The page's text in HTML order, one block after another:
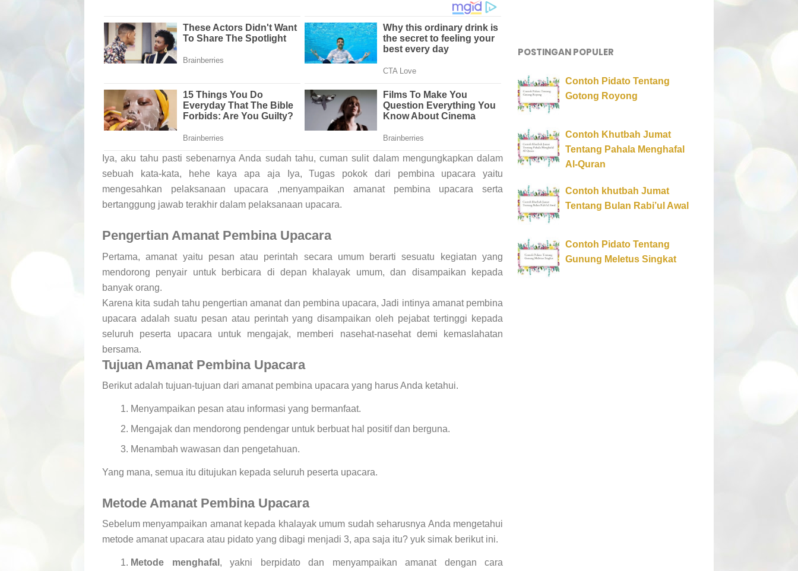
Iya, aku tahu pasti sebenarnya Anda sudah tahu, cuman sulit dalam mengungkapkan dalam
sebuah kata-kata, hehe kaya apa aja Iya, Tugas pokok dari pembina upacara yaitu
mengesahkan pelaksanaan upacara ,menyampaikan amanat pembina upacara serta
bertanggung jawab terakhir dalam pelaksanaan upacara.
Pengertian Amanat Pembina Upacara
Pertama, amanat yaitu pesan atau perintah secara umum berarti sesuatu kegiatan yang
mendorong penyair untuk berbicara di depan khalayak umum, dan disampaikan kepada
banyak orang.
Karena kita sudah tahu pengertian amanat dan pembina upacara, Jadi intinya amanat pembina
upacara adalah suatu pesan atau perintah yang disampaikan oleh pejabat tertinggi kepada
seluruh peserta upacara untuk mengajak, memberi nasehat-nasehat demi kemaslahatan
bersama.
Tujuan Amanat Pembina Upacara
Berikut adalah tujuan-tujuan dari amanat pembina upacara yang harus Anda ketahui.
Menyampaikan pesan atau informasi yang bermanfaat.
Mengajak dan mendorong pendengar untuk berbuat hal positif dan berguna.
Menambah wawasan dan pengetahuan.
Yang mana, semua itu ditujukan kepada seluruh peserta upacara.
Metode Amanat Pembina Upacara
Sebelum menyampaikan amanat kepada khalayak umum sudah seharusnya Anda mengetahui
metode amanat upacara atau pidato yang dibagi menjadi 3, apa saja itu? yuk simak berikut ini.
Metode menghafal , yakni berpidato dan menyampaikan amanat dengan cara
POSTINGAN POPULER
Contoh Pidato Tentang
Gotong Royong
Contoh Khutbah Jumat
Tentang Pahala Menghafal
Al-Quran
Contoh khutbah Jumat
Tentang Bulan Rabi’ul Awal
Contoh Pidato Tentang
Gunung Meletus Singkat